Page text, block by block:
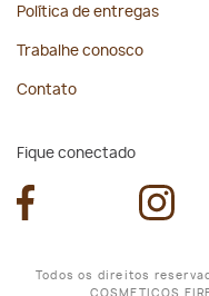
Política de entregas
Trabalhe conosco
Contato
Fique conectado
Todos os direitos